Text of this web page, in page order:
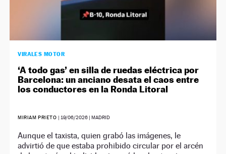
VIRALES MOTOR
‘A todo gas’ en silla de ruedas eléctrica por
Barcelona: un anciano desata el caos entre
los conductores en la Ronda Litoral
MIRIAM PRIETO | 19/06/2026| MADRID
Aunque el taxista, quien grabó las imágenes, le
advirtió de que estaba prohibido circular por el arcén